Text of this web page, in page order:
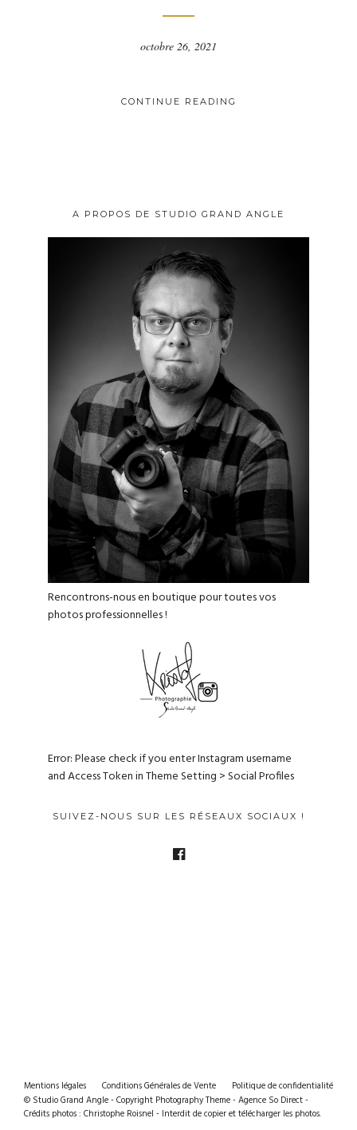
octobre 26, 2021
CONTINUE READING
A PROPOS DE STUDIO GRAND ANGLE
Rencontrons-nous en boutique pour toutes vos
photos professionnelles !
Error: Please check if you enter Instagram username
and Access Token in Theme Setting > Social Profiles
SUIVEZ-NOUS SUR LES RÉSEAUX SOCIAUX !
Mentions légales Conditions Générales de Vente
Politique de confidentialité
© Studio Grand Angle - Copyright Photography Theme - Agence So Direct -
Crédits photos : Christophe Roisnel - Interdit de copier et télécharger les photos.